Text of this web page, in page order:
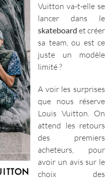
Vuitton va-t-elle se
lancer dans le
skateboard et créer
sa team, ou est ce
juste un modèle
limité ?
A voir les surprises
que nous réserve
Louis Vuitton. On
attend les retours
des premiers
acheteurs, pour
avoir un avis sur le
choix des